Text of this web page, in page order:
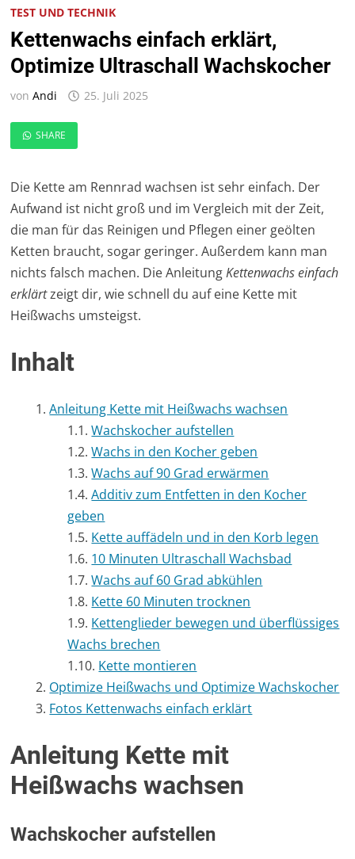
TEST UND TECHNIK
Kettenwachs einfach erklärt,
Optimize Ultraschall Wachskocher
vonAndi 25. Juli 2025
SHARE
Die Kette am Rennrad wachsen ist sehr einfach. Der
Aufwand ist nicht groß und im Vergleich mit der Zeit,
die man für das Reinigen und Pflegen einer geölten
Ketten braucht, sogar geringer. Außerdem kann man
nichts falsch machen. Die AnleitungKettenwachs einfach
erklärtzeigt dir, wie schnell du auf eine Kette mit
Heißwachs umsteigst.
Inhalt
Anleitung Kette mit Heißwachs wachsen
Wachskocher aufstellen
Wachs in den Kocher geben
Wachs auf 90 Grad erwärmen
Additiv zum Entfetten in den Kocher
geben
Kette auffädeln und in den Korb legen
10 Minuten Ultraschall Wachsbad
Wachs auf 60 Grad abkühlen
Kette 60 Minuten trocknen
Kettenglieder bewegen und überflüssiges
Wachs brechen
Kette montieren
Optimize Heißwachs und Optimize Wachskocher
Fotos Kettenwachs einfach erklärt
Anleitung Kette mit
Heißwachs wachsen
Wachskocher aufstellen